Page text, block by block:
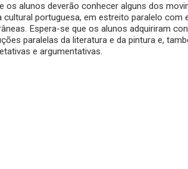
os alunos deverão conhecer alguns dos
cultural portuguesa, em estreito paralelo com
Espera-se que os alunos adquiriram
paralelas da literatura e da pintura e,
e argumentativas.